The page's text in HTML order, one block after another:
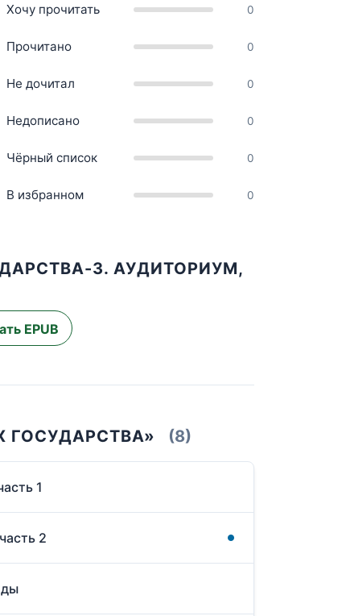
Хочу прочитать 0
Прочитано 0
Не дочитал 0
Недописано 0
Чёрный список 0
В избранном 0
3. АУДИТОРИУМ,
EPUB
ГОСУДАРСТВА» (8)
1
2